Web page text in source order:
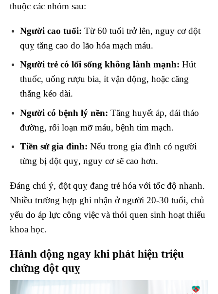
thuộc các nhóm sau:
Người cao tuổi: Từ 60 tuổi trở lên, nguy cơ đột
quỵ tăng cao do lão hóa mạch máu.
Người trẻ có lối sống không lành mạnh: Hút
thuốc, uống rượu bia, ít vận động, hoặc căng
thẳng kéo dài.
Người có bệnh lý nền: Tăng huyết áp, đái tháo
đường, rối loạn mỡ máu, bệnh tim mạch.
Tiền sử gia đình: Nếu trong gia đình có người
từng bị đột quỵ, nguy cơ sẽ cao hơn.
Đáng chú ý, đột quỵ đang trẻ hóa với tốc độ nhanh.
Nhiều trường hợp ghi nhận ở người 20-30 tuổi, chủ
yếu do áp lực công việc và thói quen sinh hoạt thiếu
khoa học.
Hành động ngay khi phát hiện triệu
chứng đột quỵ